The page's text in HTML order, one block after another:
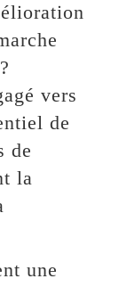
vers
de
de
la
une